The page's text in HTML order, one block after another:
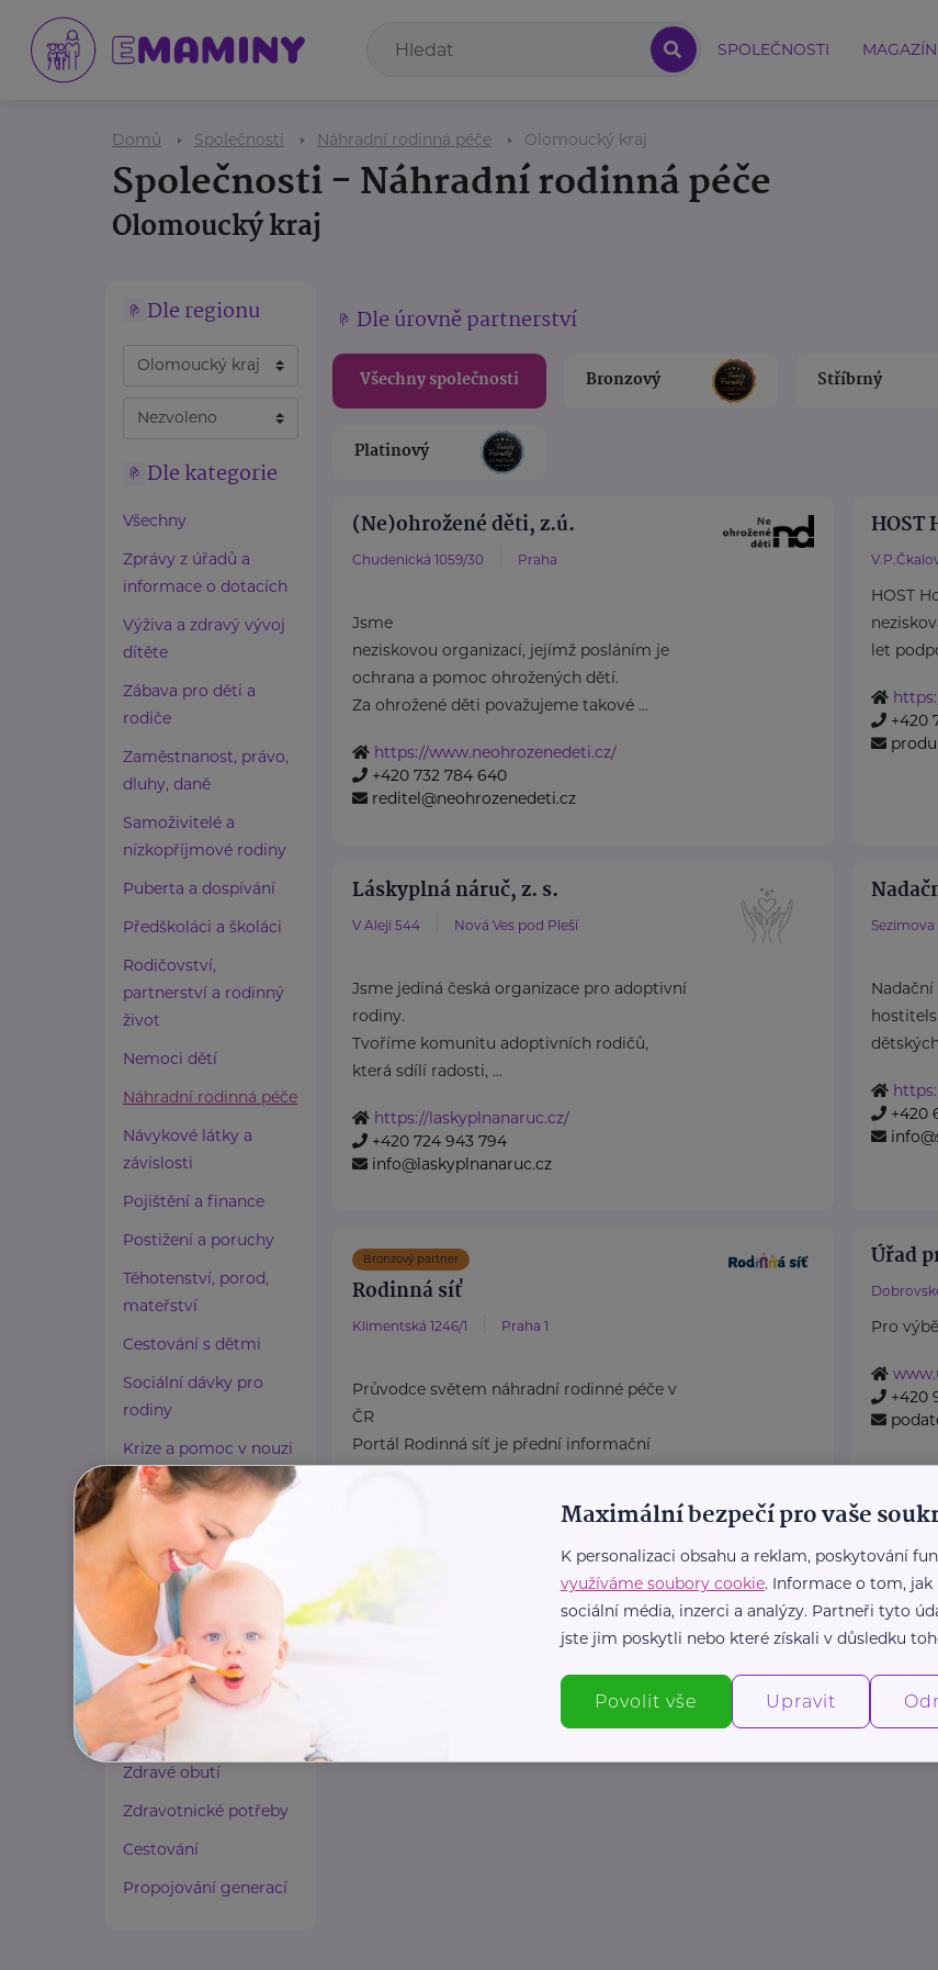
SPOLEČNOSTI MAGAZÍN
Domů Společnosti Náhradní rodinná péče Olomoucký kraj
Společnosti - Náhradní rodinná péče
Olomoucký kraj
Dle regionu
Dle kategorie
Všechny
Zprávy z úřadů a
informace o dotacích
Výživa a zdravý vývoj
dítěte
Zábava pro děti a
rodiče
Zaměstnanost, právo,
dluhy, daně
Samoživitelé a
nízkopříjmové rodiny
Puberta a dospívání
Předškoláci a školáci
Rodičovství,
partnerství a rodinný
život
Nemoci dětí
Náhradní rodinná péče
Návykové látky a
závislosti
Pojištění a finance
Postižení a poruchy
Těhotenství, porod,
mateřství
Cestování s dětmi
Sociální dávky pro
rodiny
Krize a pomoc v nouzi
Paliativní péče
Rady a tipy
Harmonie duše a těla
Zaměstnávání osob ze
zdravotním
postižením
Lázeňství a wellness
Zdravé spaní a sezení
Zdravé obutí
Zdravotnické potřeby
Cestování
Propojování generací
Dle úrovně partnerství
Všechny společnosti Bronzový Stříbrný
Platinový
(Ne)ohrožené děti, z.ú.
Chudenická 1059/30 Praha
Jsme
neziskovou organizací, jejímž posláním je
ochrana a pomoc ohrožených dětí.
Za ohrožené děti považujeme takové ...
https://www.neohrozenedeti.cz/
+420 732 784 640
reditel@neohrozenedeti.cz
HOST
HOST
let
+420
Láskyplná náruč, z. s.
V Aleji 544 Nová Ves pod Pleší
Jsme jediná česká organizace pro adoptivní
rodiny.
Tvoříme komunitu adoptivních rodičů,
která sdílí radosti, ...
https://laskyplnanaruc.cz/
+420 724 943 794
info@laskyplnanaruc.cz
Sezimova
+420
Bronzový partner
Rodinná síť
Klimentská 1246/1 Praha 1
Průvodce světem náhradní rodinné péče v
ČR
Portál Rodinná síť je přední informační
platforma zaměřená ...
Úřad
Pro
+420
Maximální bezpečí pro vaše
K personalizaci obsahu a reklam, poskytování
využíváme soubory cookie. Informace o tom, jak
sociální média, inzerci a analýzy. Partneři tyto
jste jim poskytli nebo které získali v důsledku
Povolit vše Upravit